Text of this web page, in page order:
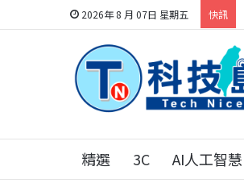
2026年 8 月 07日 星期五 快訊
精選 3C AI人工智慧